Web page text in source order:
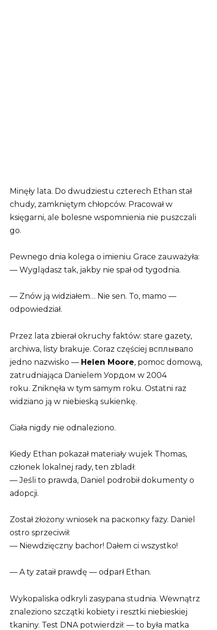
Minęły lata. Do dwudziestu czterech Ethan stał
chudy, zamkniętym chłopców. Pracował w
księgarni, ale bolesne wspomnienia nie puszczali
go.
Pewnego dnia kolega o imieniu Grace zauważyła:
— Wyglądasz tak, jakby nie spał od tygodnia.
— Znów ją widziałem… Nie sen. To, mamo —
odpowiedział.
Przez lata zbierał okruchy faktów: stare gazety,
archiwa, listy brakuje. Coraz częściej всплывало
jedno nazwisko — Helen Moore, pomoc domową,
zatrudniająca Danielem Уордом w 2004
roku. Zniknęła w tym samym roku. Ostatni raz
widziano ją w niebieską sukienkę.
Ciała nigdy nie odnaleziono.
Kiedy Ethan pokazał materiały wujek Thomas,
członek lokalnej rady, ten zbladł:
— Jeśli to prawda, Daniel podrobił dokumenty o
adopcji.
Został złożony wniosek na раскопку fazy. Daniel
ostro sprzeciwił:
— Niewdzięczny bachor! Dałem ci wszystko!
— A ty zataił prawdę — odparł Ethan.
Wykopaliska odkryli zasypana studnia. Wewnątrz
znaleziono szczątki kobiety i resztki niebieskiej
tkaniny. Test DNA potwierdził: — to była matka